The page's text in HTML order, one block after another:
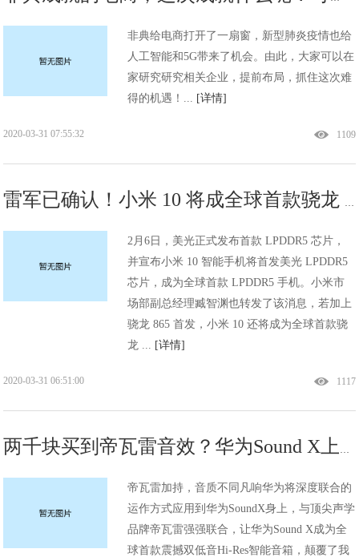
非典给电商打开了一扇窗，新型肺炎疫情也给
人工智能和5G带来了机会。由此，大家可以在
家研究研究相关企业，提前布局，抓住这次难
得的机遇！... [详情]
1109
2020-03-31 07:55:32
2月6日，美光正式发布首款 LPDDR5 芯片，
并宣布小米 10 智能手机将首发美光 LPDDR5
芯片，成为全球首款 LPDDR5 手机。小米市
场部副总经理臧智渊也转发了该消息，若加上
骁龙 865 首发，小米 10 还将成为全球首款骁
龙 ...
[详情]
1117
2020-03-31 06:51:00
两千块买到帝瓦雷音效？华为Sound X上手体验：不虚此行
帝瓦雷加持，音质不同凡响华为将深度联合的
运作方式应用到华为SoundX身上，与顶尖声学
品牌帝瓦雷强强联合，让华为Sound X成为全
球首款震撼双低音Hi-Res智能音箱，颠覆了我